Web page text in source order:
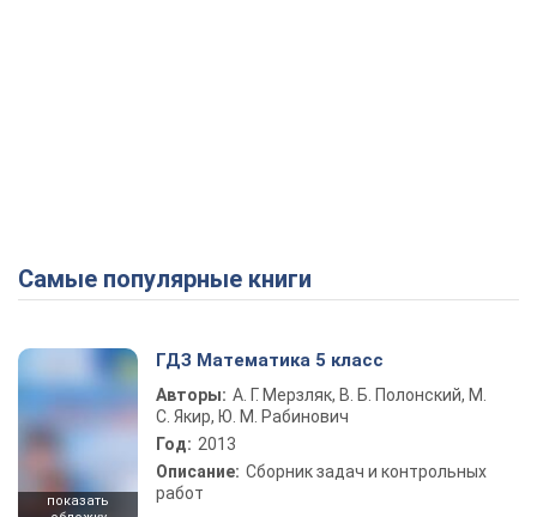
Самые популярные книги
показать
ГДЗ Математика 5 класс
Авторы: А. Г. Мерзляк, В. Б. Полонский, М.
С. Якир, Ю. М. Рабинович
Год: 2013
Описание: Сборник задач и контрольных
работ